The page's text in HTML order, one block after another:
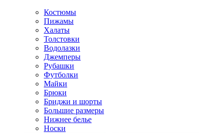
Костюмы
Пижамы
Халаты
Толстовки
Водолазки
Джемперы
Рубашки
Футболки
Майки
Брюки
Бриджи и шорты
Большие размеры
Нижнее белье
Носки